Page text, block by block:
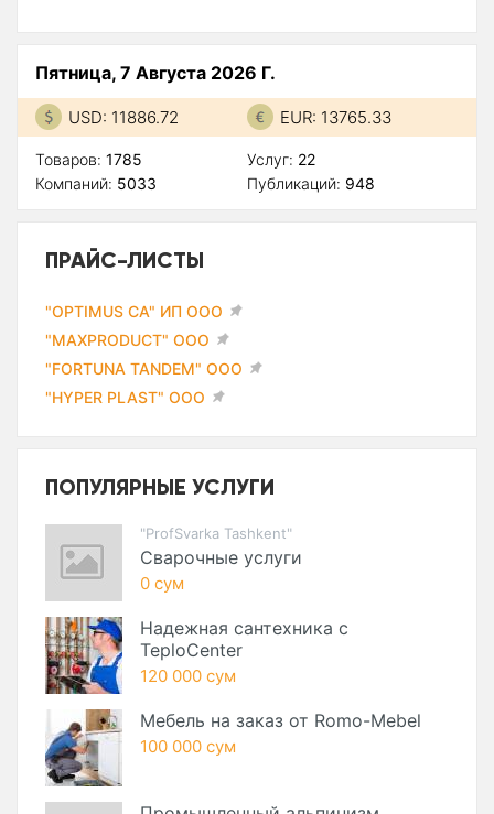
Пятница, 7 Августа 2026 Г.
USD: 11886.72 EUR: 13765.33
Товаров: 1785
Компаний: 5033
Услуг: 22
Публикаций: 948
ПРАЙС-ЛИСТЫ
"OPTIMUS CA" ИП ООО
"MAXPRODUCT" ООО
"FORTUNA TANDEM" ООО
"HYPER PLAST" ООО
ПОПУЛЯРНЫЕ УСЛУГИ
"ProfSvarka Tashkent"
Сварочные услуги
0 сум
Надежная сантехника с
TeploCenter
120 000 сум
Мебель на заказ от Romo-Mebel
100 000 сум